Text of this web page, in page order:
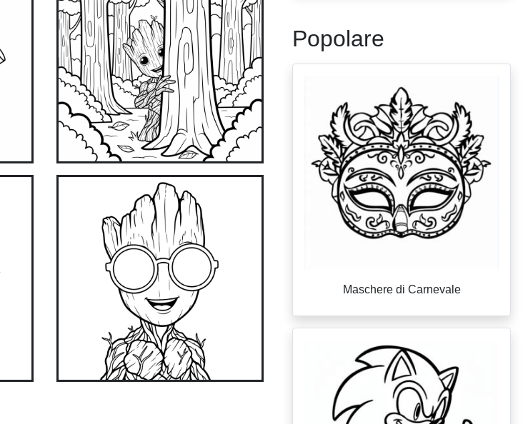
Popolare
Maschere di Carnevale